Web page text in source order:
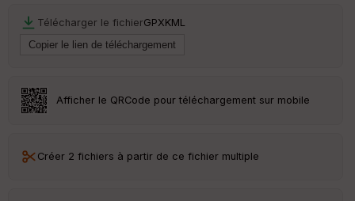
Télécharger le fichierGPXKML
Afficher le QRCode pour téléchargement sur mobile
Créer 2 fichiers à partir de ce fichier multiple